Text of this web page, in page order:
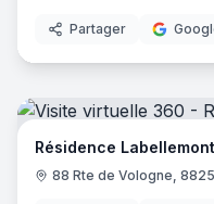
Partager
Résidence
88 Rte de Vologne,